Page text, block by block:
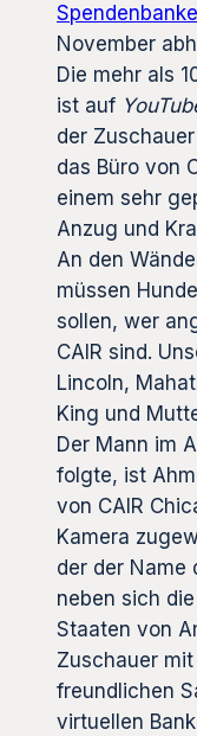
November
Die mehr als
ist auf
der
das Büro von
einem sehr
Anzug und
An den
müssen
sollen, wer
CAIR sind.
Lincoln,
King und
Der Mann im
folgte, ist
von CAIR
Kamera
der der Name
neben sich
Staaten von
Zuschauer
freundlichen
virtuellen